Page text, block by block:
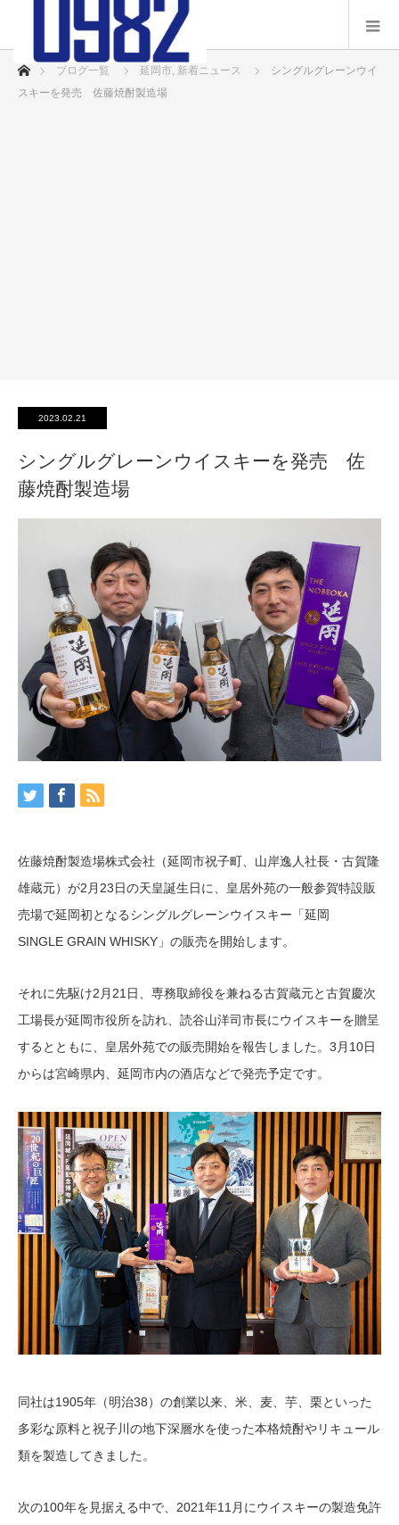
ホームブログ一覧 延岡市, 新着ニュース
シングルグレーンウイ
スキーを発売 佐藤焼酎製造場
2023.02.21
シングルグレーンウイスキーを発売 佐
藤焼酎製造場
佐藤焼酎製造場株式会社（延岡市祝子町、山岸逸人社長・古賀隆
雄蔵元）が2月23日の天皇誕生日に、皇居外苑の一般参賀特設販
売場で延岡初となるシングルグレーンウイスキー「延岡
SINGLE GRAIN WHISKY」の販売を開始します。
それに先駆け2月21日、専務取締役を兼ねる古賀蔵元と古賀慶次
工場長が延岡市役所を訪れ、読谷山洋司市長にウイスキーを贈呈
するとともに、皇居外苑での販売開始を報告しました。3月10日
からは宮崎県内、延岡市内の酒店などで発売予定です。
同社は1905年（明治38）の創業以来、米、麦、芋、栗といった
多彩な原料と祝子川の地下深層水を使った本格焼酎やリキュール
類を製造してきました。
次の100年を見据える中で、2021年11月にウイスキーの製造免許